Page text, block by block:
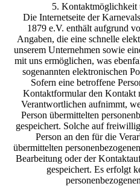
5. Kontaktmöglichkeit
Die Internetseite der
1879 e.V. enthält aufgrund
Angaben, die eine schnelle
unserem Unternehmen sowie
mit uns ermöglichen, was
sogenannten elektronischen
Sofern eine betroffene
Kontaktformular den Kontakt
Verantwortlichen aufnimmt,
Person übermittelten
gespeichert. Solche auf
Person an den für die
übermittelten
Bearbeitung oder der
gespeichert. Es erfolgt